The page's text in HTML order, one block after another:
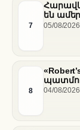
7
են
համար
05/08/
8 04/08/